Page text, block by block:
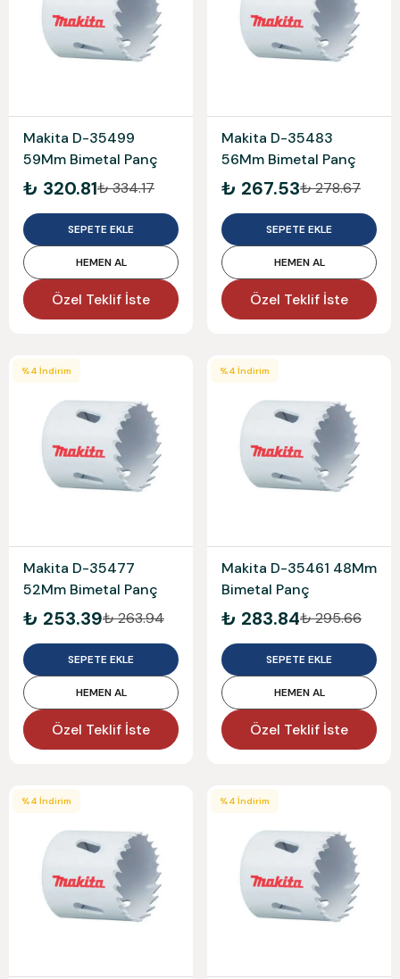
Makita D-35499
59Mm Bimetal Panç
₺ 320.81₺ 334.17
SEPETE EKLE
HEMEN AL
Özel Teklif İste
Makita D-35483
56Mm Bimetal Panç
₺ 267.53₺ 278.67
SEPETE EKLE
HEMEN AL
Özel Teklif İste
%4 İndirim
Makita D-35477
52Mm Bimetal Panç
₺ 253.39₺ 263.94
SEPETE EKLE
HEMEN AL
Özel Teklif İste
%4 İndirim
Makita D-35461 48Mm
Bimetal Panç
₺ 283.84₺ 295.66
SEPETE EKLE
HEMEN AL
Özel Teklif İste
%4 İndirim %4 İndirim